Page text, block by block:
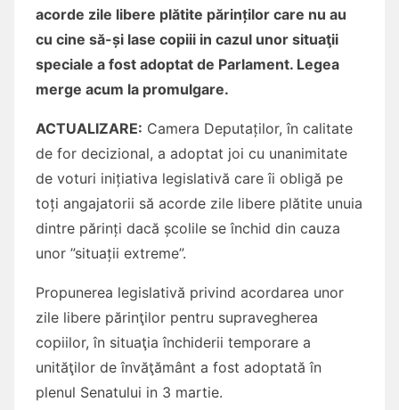
acorde zile libere plătite părinților care nu au
cu cine să-și lase copiii in cazul unor situaţii
speciale a fost adoptat de Parlament. Legea
merge acum la promulgare.
ACTUALIZARE: Camera Deputaților, în calitate
de for decizional, a adoptat joi cu unanimitate
de voturi inițiativa legislativă care îi obligă pe
toți angajatorii să acorde zile libere plătite unuia
dintre părinți dacă școlile se închid din cauza
unor ”situații extreme”.
Propunerea legislativă privind acordarea unor
zile libere părinţilor pentru supravegherea
copiilor, în situaţia închiderii temporare a
unităţilor de învăţământ a fost adoptată în
plenul Senatului in 3 martie.